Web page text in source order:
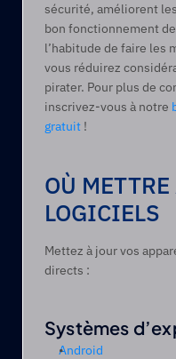
sécurité, améliorent
bon fonctionnement
l’habitude de faire les
vous réduirez
pirater. Pour plus de
inscrivez-vous à notre
gratuit !
OÙ
LOGICIELS
Mettez à jour vos
directs :
Systèmes
Android